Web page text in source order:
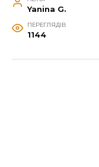
Yanina G.
ПЕРЕГЛЯДІВ
1144